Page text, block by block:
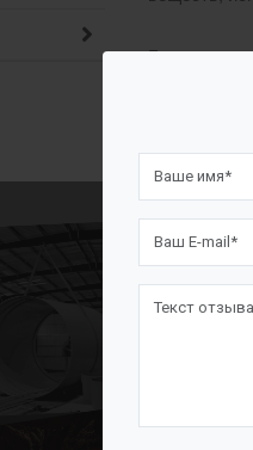
Блоки
сухой
Далее
с